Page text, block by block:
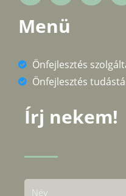
Menü
Önfejlesztés
Önfejlesztés
Írj nekem!